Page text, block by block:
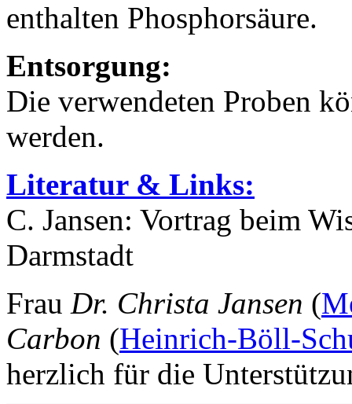
enthalten Phosphorsäure.
Entsorgung:
Die verwendeten Proben
werden.
Literatur & Links:
C. Jansen: Vortrag beim
Darmstadt
Frau Dr. Christa Jansen (
Carbon (Heinrich-Böll-
herzlich für die